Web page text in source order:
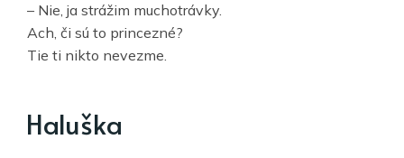
– Nie, ja strážim muchotrávky.
Ach, či sú to princezné?
Tie ti nikto nevezme.
Haluška